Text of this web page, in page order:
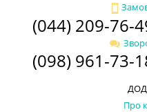
(044) 209-76-
(098) 961-73-
Про